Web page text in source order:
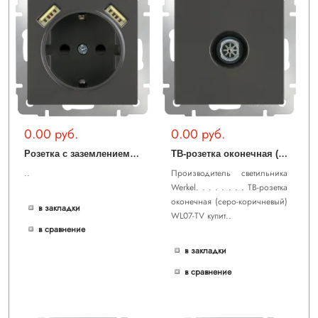
0.00 руб.
Р
озетка с заземлением, шторками и USBх2 (серо-коричневый) WL07-SKGS-USBx2-IP20
..
в закладки
в сравнение
0.00 руб.
Т
В-розетка оконечная (серо-коричневый) WL07-TV
Производитель светильника
Werkel. . . . . . . . ТВ-розетка
оконечная (серо-коричневый)
WL07-TV купит..
в закладки
в сравнение